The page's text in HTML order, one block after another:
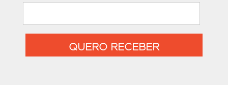
QUERO RECEBER